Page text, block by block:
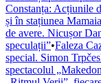
Constanța: Acțiunile
și în stațiunea Mamaia
de avere. Nicușor
speculații”•Faleza
special. Simon
spectacolul